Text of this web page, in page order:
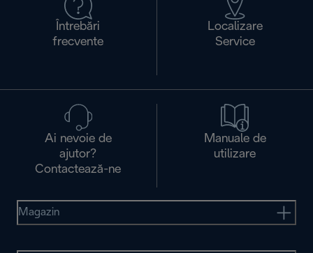
Întrebări
frecvente
Localizare
Service
Ai nevoie de
ajutor?
Contactează-ne
Manuale de
utilizare
Magazin